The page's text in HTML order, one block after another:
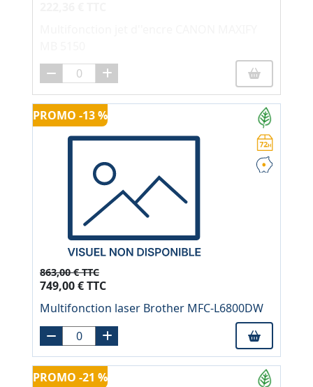
PROMO -13 %
863,00 € TTC
749,00 € TTC
Multifonction laser Brother MFC-L6800DW
PROMO -21 %